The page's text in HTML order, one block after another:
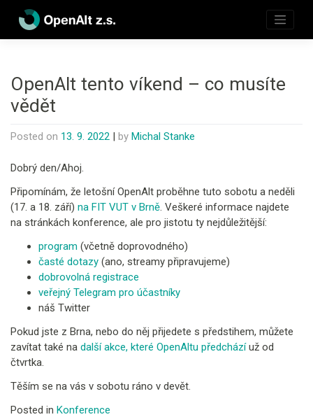
content
OpenAlt tento víkend – co musíte
vědět
Posted on 13. 9. 2022 by Michal Stanke
Dobrý den/Ahoj.
Připomínám, že letošní OpenAlt proběhne tuto sobotu a neděli
(17. a 18. září) na FIT VUT v Brně. Veškeré informace najdete
na stránkách konference, ale pro jistotu ty nejdůležitější:
program (včetně doprovodného)
časté dotazy (ano, streamy připravujeme)
dobrovolná registrace
veřejný Telegram pro účastníky
náš Twitter
Pokud jste z Brna, nebo do něj přijedete s předstihem, můžete
zavítat také na další akce, které OpenAltu předcházíuž od
čtvrtka.
Těším se na vás v sobotu ráno v devět.
Posted in Konference